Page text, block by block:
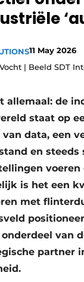
statement
11 May 2026
| Beeld SDT
allemaal: de
staat op
data, een
en steeds
is het een
met
van
partner